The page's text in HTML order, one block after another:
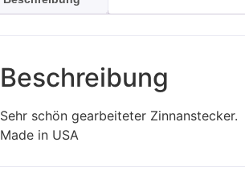
Beschreibung
Sehr schön gearbeiteter Zinnanstecker.
Made in USA